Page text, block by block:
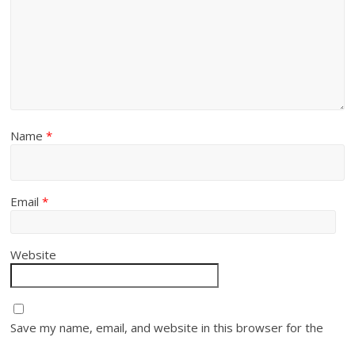
Name*
Email*
Website
Save my name, email, and website in this browser for the